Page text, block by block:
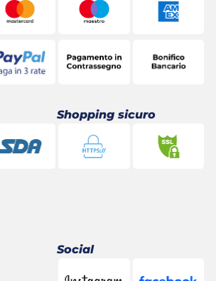
Shopping sicuro
Social